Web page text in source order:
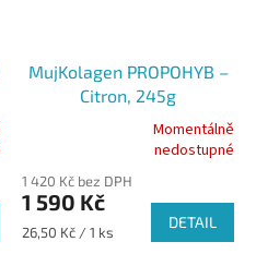
MujKolagen PROPOHYB –
Citron, 245g
produktu
je
5,0
Momentálně
nedostupné
1 420 Kč bez DPH
1 590 Kč
Měrná
26,50 Kč / 1 ks
DETAIL